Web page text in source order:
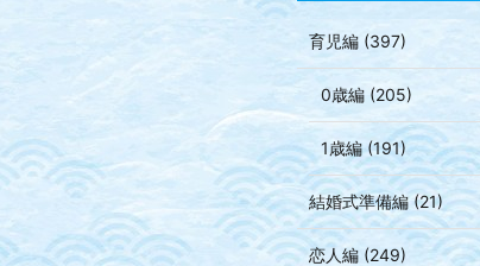
育児編 (397)
0歳編 (205)
1歳編 (191)
結婚式準備編 (21)
恋人編 (249)